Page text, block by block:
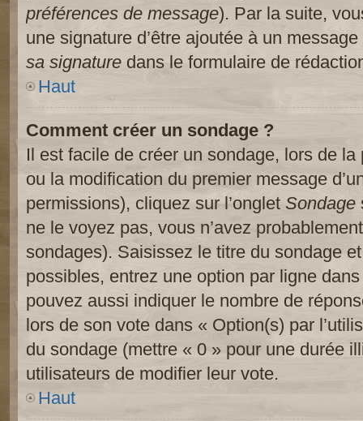
préférences de message). Par la suite,
une signature d’être ajoutée à un
sa signature dans le formulaire de
Haut
Comment créer un sondage ?
Il est facile de créer un sondage, lors de la
ou la modification du premier message
permissions), cliquez sur l’onglet Sondage
ne le voyez pas, vous n’avez
sondages). Saisissez le titre du sondage
possibles, entrez une option par ligne
pouvez aussi indiquer le nombre de
lors de son vote dans « Option(s) par
du sondage (mettre « 0 » pour une durée
utilisateurs de modifier leur vote.
Haut